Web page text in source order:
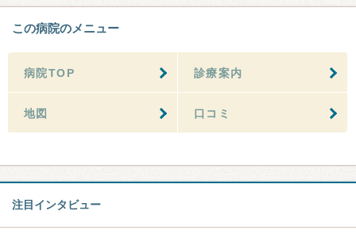
この病院のメニュー
病院TOP 診療案内
地図 口コミ
注目インタビュー